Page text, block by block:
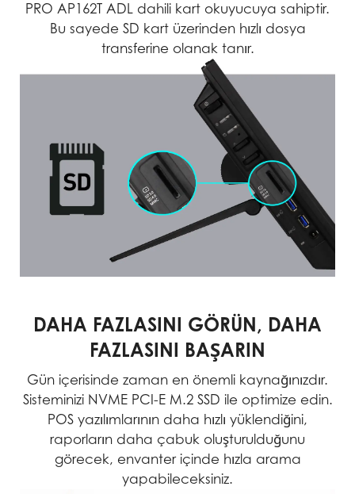
PRO AP162T ADL dahili kart okuyucuya sahiptir.
Bu sayede SD kart üzerinden hızlı dosya
transferine olanak tanır.
DAHA FAZLASINI GÖRÜN, DAHA
FAZLASINI BAŞARIN
Gün içerisinde zaman en önemli kaynağınızdır.
Sisteminizi NVME PCI-E M.2 SSD ile optimize edin.
POS yazılımlarının daha hızlı yüklendiğini,
raporların daha çabuk oluşturulduğunu
görecek, envanter içinde hızla arama
yapabileceksiniz.